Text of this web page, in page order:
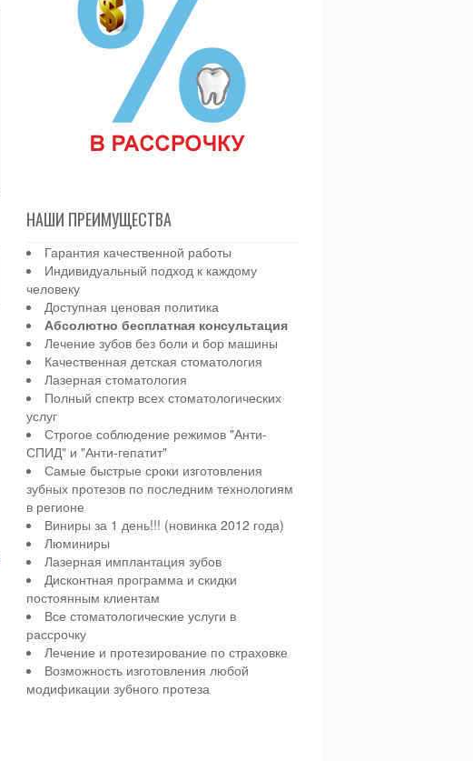
НАШИ ПРЕИМУЩЕСТВА
Гарантия качественной работы
Индивидуальный подход к каждому
человеку
Доступная ценовая политика
Абсолютно бесплатная консультация
Лечение зубов без боли и бор машины
Качественная детская стоматология
Лазерная стоматология
Полный спектр всех стоматологических
услуг
Строгое соблюдение режимов "Анти-
СПИД" и "Анти-гепатит"
Самые быстрые сроки изготовления
зубных протезов по последним технологиям
в регионе
Виниры за 1 день!!! (новинка 2012 года)
Люминиры
Лазерная имплантация зубов
Дисконтная программа и скидки
постоянным клиентам
Все стоматологические услуги в
рассрочку
Лечение и протезирование по страховке
Возможность изготовления любой
модификации зубного протеза